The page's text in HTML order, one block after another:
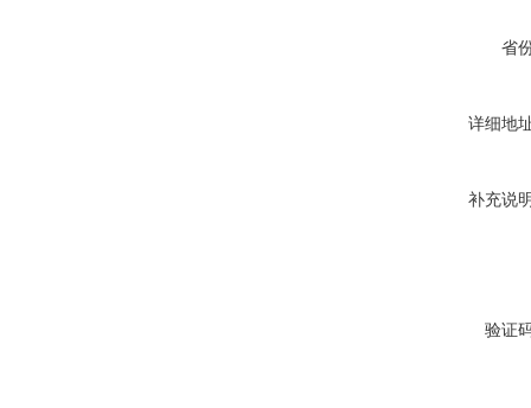
省
详细地
补充说
验证